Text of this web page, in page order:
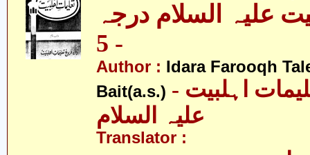
علیہ السلام درجہ
- 5
Author : Idara Farooqh
Bait(a.s.) - ادارہ فروغ تعلیمات اہلبیت
علیہ السلام
Translator :